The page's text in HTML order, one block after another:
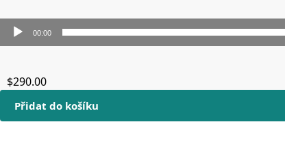
00:00
$290.00
Přidat do košíku